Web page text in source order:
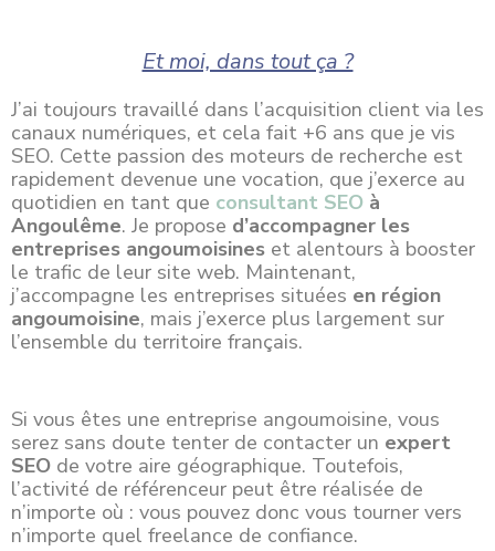
Et moi, dans tout ça ?
J’ai toujours travaillé dans l’acquisition client via les
canaux numériques, et cela fait +6 ans que je vis
SEO. Cette passion des moteurs de recherche est
rapidement devenue une vocation, que j’exerce au
quotidien en tant que consultant SEO à
Angoulême. Je propose d’accompagner les
entreprises angoumoisines et alentours à booster
le trafic de leur site web. Maintenant,
j’accompagne les entreprises situées en région
angoumoisine, mais j’exerce plus largement sur
l’ensemble du territoire français.
Si vous êtes une entreprise angoumoisine, vous
serez sans doute tenter de contacter un expert
SEO de votre aire géographique. Toutefois,
l’activité de référenceur peut être réalisée de
n’importe où : vous pouvez donc vous tourner vers
n’importe quel freelance de confiance.